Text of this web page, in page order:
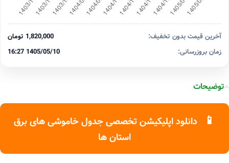
آخرین قیمت بدون تخفیف:
1,820,000 تومان
زمان بروزرسانی:
1405/05/10 16:27
توضیحات
📱
دانلود اپلیکیشن تخصصی جدول خاموشی های برق
استان ها